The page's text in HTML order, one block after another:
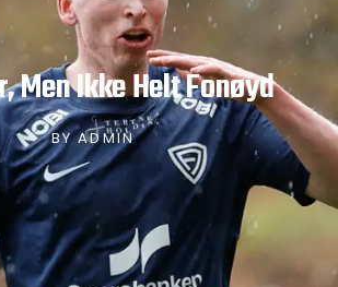
Men Ikke Helt Fonøyd
BYADMIN